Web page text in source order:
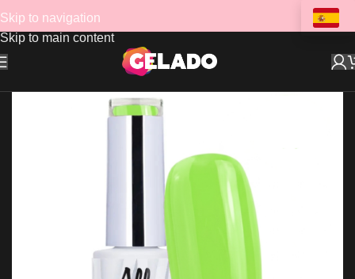
Skip to navigation
Skip to main content